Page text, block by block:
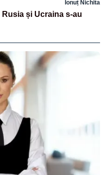
Ionuț Nichita
și Ucraina s-au